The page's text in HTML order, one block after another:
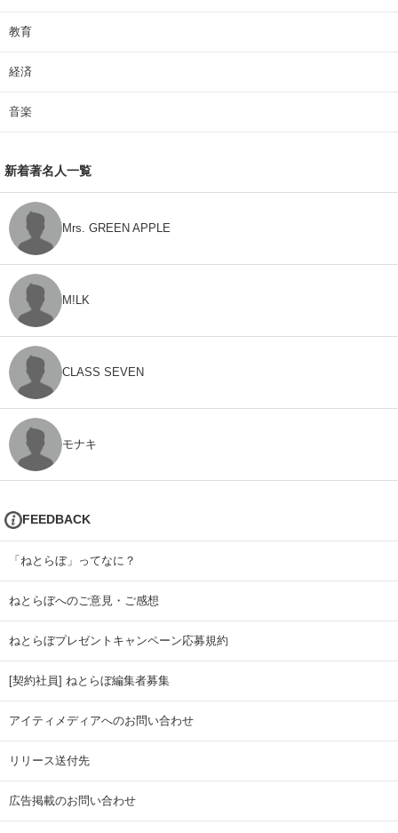
教育
経済
音楽
新着著名人一覧
Mrs. GREEN APPLE
M!LK
CLASS SEVEN
モナキ
FEEDBACK
「ねとらぼ」ってなに？
ねとらぼへのご意見・ご感想
ねとらぼプレゼントキャンペーン応募規約
[契約社員] ねとらぼ編集者募集
アイティメディアへのお問い合わせ
リリース送付先
広告掲載のお問い合わせ